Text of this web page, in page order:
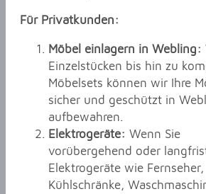
Für Privatkunden:
Möbel einlagern in Webling:
Einzelstücken bis hin zu
Möbelsets können wir Ihre
sicher und geschützt in
aufbewahren.
Elektrogeräte: Wenn Sie
vorübergehend oder
Elektrogeräte wie Fernseher,
Kühlschränke,